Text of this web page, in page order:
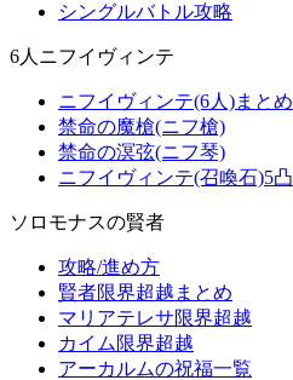
シングルバトル攻略
6人ニフイヴィンテ
ニフイヴィンテ(6人)まとめ
禁命の魔槍(ニフ槍)
禁命の溟弦(ニフ琴)
ニフイヴィンテ(召喚石)5凸
ソロモナスの賢者
攻略/進め方
賢者限界超越まとめ
マリアテレサ限界超越
カイム限界超越
アーカルムの祝福一覧